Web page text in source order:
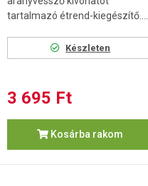
tartalmazó étrend-kiegészítő....
Készleten
3 695 Ft
Kosárba rakom